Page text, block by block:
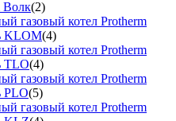
Волк(2)
газовый котел Protherm
KLOM(4)
газовый котел Protherm
TLO(4)
газовый котел Protherm
PLO(5)
газовый котел Protherm